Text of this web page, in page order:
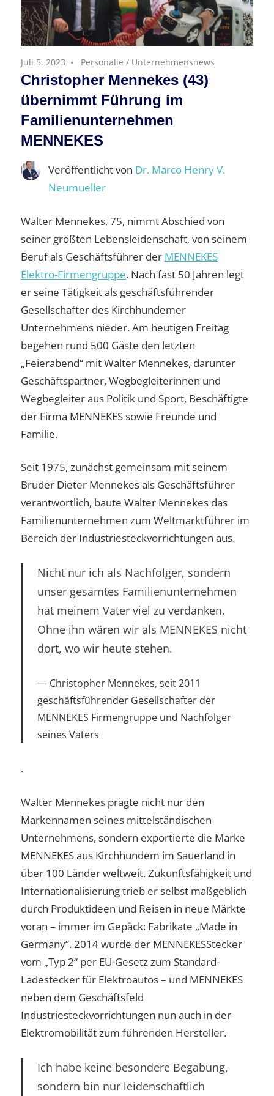
Juli 5, 2023 Personalie / Unternehmensnews
Christopher Mennekes (43)
übernimmt Führung im
Familienunternehmen
MENNEKES
Veröffentlicht von Dr. Marco Henry V.
Neumueller
Walter Mennekes, 75, nimmt Abschied von
seiner größten Lebensleidenschaft, von seinem
Beruf als Geschäftsführer der MENNEKES
Elektro-Firmengruppe. Nach fast 50 Jahren legt
er seine Tätigkeit als geschäftsführender
Gesellschafter des Kirchhundemer
Unternehmens nieder. Am heutigen Freitag
begehen rund 500 Gäste den letzten
„Feierabend“ mit Walter Mennekes, darunter
Geschäftspartner, Wegbegleiterinnen und
Wegbegleiter aus Politik und Sport, Beschäftigte
der Firma MENNEKES sowie Freunde und
Familie.
Seit 1975, zunächst gemeinsam mit seinem
Bruder Dieter Mennekes als Geschäftsführer
verantwortlich, baute Walter Mennekes das
Familienunternehmen zum Weltmarktführer im
Bereich der Industriesteckvorrichtungen aus.
Nicht nur ich als Nachfolger, sondern
unser gesamtes Familienunternehmen
hat meinem Vater viel zu verdanken.
Ohne ihn wären wir als MENNEKES nicht
dort, wo wir heute stehen.
Christopher Mennekes, seit 2011
geschäftsführender Gesellschafter der
MENNEKES Firmengruppe und Nachfolger
seines Vaters
.
Walter Mennekes prägte nicht nur den
Markennamen seines mittelständischen
Unternehmens, sondern exportierte die Marke
MENNEKES aus Kirchhundem im Sauerland in
über 100 Länder weltweit. Zukunftsfähigkeit und
Internationalisierung trieb er selbst maßgeblich
durch Produktideen und Reisen in neue Märkte
voran – immer im Gepäck: Fabrikate „Made in
Germany“. 2014 wurde der MENNEKESStecker
vom „Typ 2“ per EU-Gesetz zum Standard-
Ladestecker für Elektroautos – und MENNEKES
neben dem Geschäftsfeld
Industriesteckvorrichtungen nun auch in der
Elektromobilität zum führenden Hersteller.
Ich habe keine besondere Begabung,
sondern bin nur leidenschaftlich